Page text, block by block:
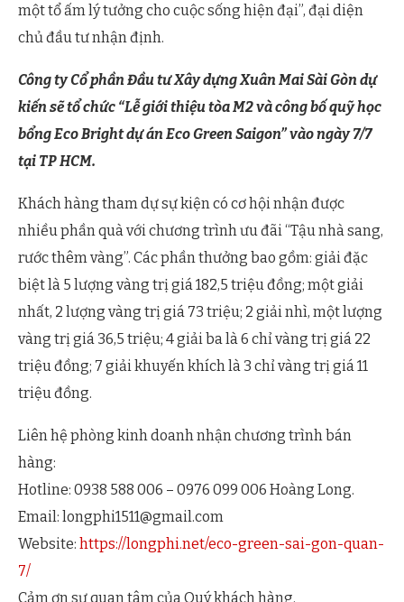
một tổ ấm lý tưởng cho cuộc sống hiện đại”, đại diện
chủ đầu tư nhận định.
Công ty Cổ phần Đầu tư Xây dựng Xuân Mai Sài Gòn dự
kiến sẽ tổ chức “Lễ giới thiệu tòa M2 và công bố quỹ học
bổng Eco Bright dự án Eco Green Saigon” vào ngày 7/7
tại TP HCM.
Khách hàng tham dự sự kiện có cơ hội nhận được
nhiều phần quà với chương trình ưu đãi “Tậu nhà sang,
rước thêm vàng”. Các phần thưởng bao gồm: giải đặc
biệt là 5 lượng vàng trị giá 182,5 triệu đồng; một giải
nhất, 2 lượng vàng trị giá 73 triệu; 2 giải nhì, một lượng
vàng trị giá 36,5 triệu; 4 giải ba là 6 chỉ vàng trị giá 22
triệu đồng; 7 giải khuyến khích là 3 chỉ vàng trị giá 11
triệu đồng.
Liên hệ phòng kinh doanh nhận chương trình bán
hàng:
Hotline: 0938 588 006 – 0976 099 006 Hoàng Long.
Email: longphi1511@gmail.com
Website: https://longphi.net/eco-green-sai-gon-quan-
7/
Cảm ơn sự quan tâm của Quý khách hàng.